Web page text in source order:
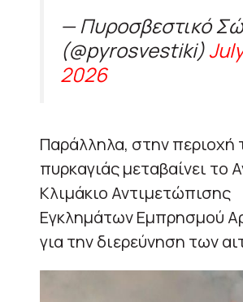
— Πυροσβεστικό
(@pyrosvestiki)
2026
Παράλληλα, στην περιοχή
πυρκαγιάς μεταβαίνει το
Κλιμάκιο Αντιμετώπισης
Εγκλημάτων Εμπρησμού
για την διερεύνηση των